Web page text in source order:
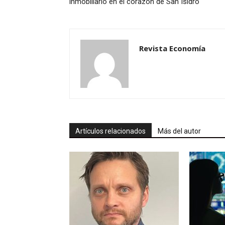
Revista Economía
Artículos relacionados Más del autor